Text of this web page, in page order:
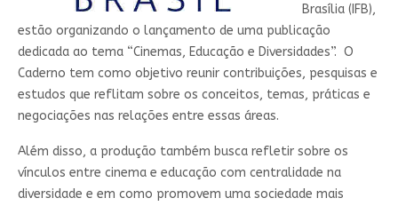
Brasília (IFB),
estão organizando o lançamento de uma publicação
dedicada ao tema “Cinemas, Educação e Diversidades”. O
Caderno tem como objetivo reunir contribuições, pesquisas e
estudos que reflitam sobre os conceitos, temas, práticas e
negociações nas relações entre essas áreas.
Além disso, a produção também busca refletir sobre os
vínculos entre cinema e educação com centralidade na
diversidade e em como promovem uma sociedade mais